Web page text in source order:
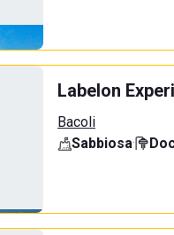
Labelon
Bacoli
Sabbiosa·